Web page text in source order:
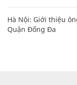
Hà Nội: Giới thiệu
Quận Đống Đa